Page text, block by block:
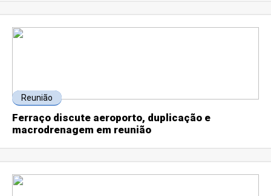
Reunião
Ferraço discute aeroporto, duplicação e
macrodrenagem em reunião